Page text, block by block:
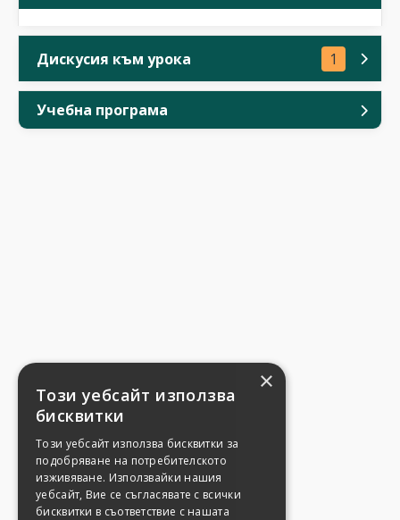
Дискусия към урока 1
Учебна програма
×
Този уебсайт използва
бисквитки
Този уебсайт използва бисквитки за
подобряване на потребителското
изживяване. Използвайки нашия
уебсайт, Вие се съгласявате с всички
бисквитки в съответствие с нашата